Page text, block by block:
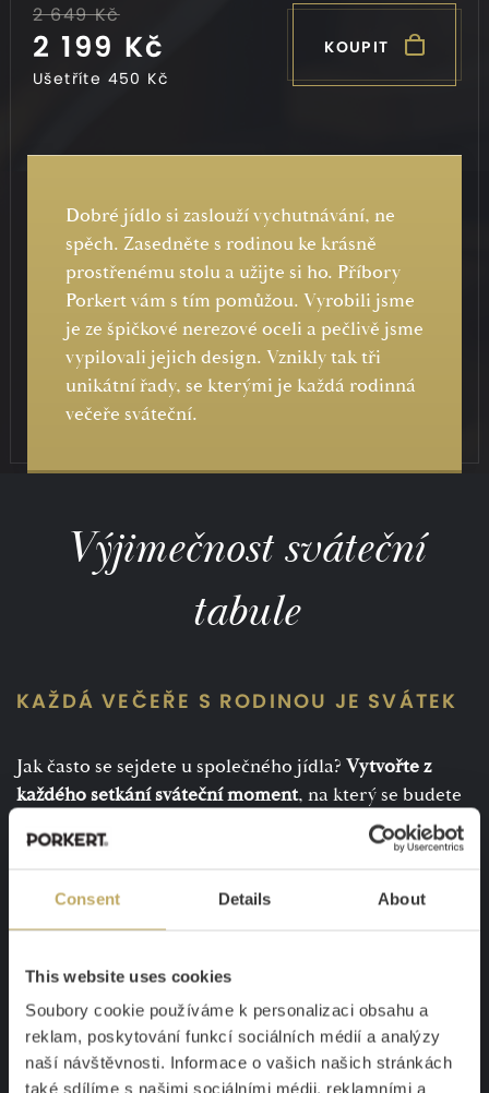
Consent Details About
This website uses cookies
Soubory cookie používáme k personalizaci obsahu a
reklam, poskytování funkcí sociálních médií a analýzy
naší návštěvnosti. Informace o vašich našich stránkách
také sdílíme s našimi sociálními médii, reklamními a
2 649 Kč
2 199 Kč
Ušetříte 450 Kč
KOUPIT
Dobré jídlo si zaslouží vychutnávání, ne
spěch. Zasedněte s rodinou ke krásně
prostřenému stolu a užijte si ho. Příbory
Porkert vám s tím pomůžou. Vyrobili jsme
je ze špičkové nerezové oceli a pečlivě jsme
vypilovali jejich design. Vznikly tak tři
unikátní řady, se kterými je každá rodinná
večeře sváteční.
Výjimečnost sváteční
tabule
KAŽDÁ VEČEŘE S RODINOU JE SVÁTEK
Jak často se sejdete u společného jídla? Vytvořte z
každého setkání sváteční moment, na který se budete
těšit celý den. Prostřete stůl s příbory Marianna, které
jsme stvořili pro výjimečné chvíle nad dobrým jídlem.
rukojetí pootočenou o 90 ˚.